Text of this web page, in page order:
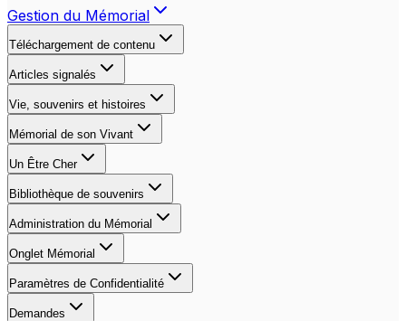
Gestion du Mémorial
Téléchargement de contenu
Articles signalés
Vie, souvenirs et histoires
Mémorial de son Vivant
Un Être Cher
Bibliothèque de souvenirs
Administration du Mémorial
Onglet Mémorial
Paramètres de Confidentialité
Demandes